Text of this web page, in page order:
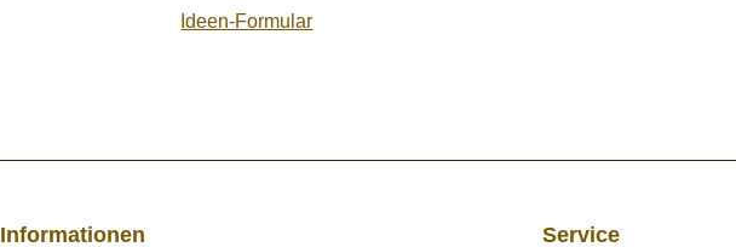
Ideen-Formular
Informationen Service